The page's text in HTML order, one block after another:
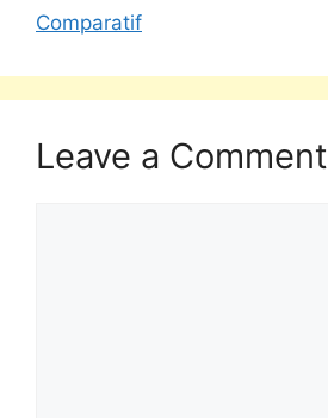
Comparatif
Leave a Comment